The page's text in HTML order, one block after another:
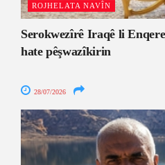
ROJHELATA NAVÎN
Serokwezîrê Iraqê li
hate pêşwazîkirin
28/07/2026